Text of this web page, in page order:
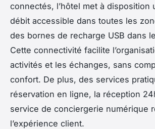
connectés, l’hôtel met à disposition
débit accessible dans toutes les
des bornes de recharge USB dans
Cette connectivité facilite
activités et les échanges, sans
confort. De plus, des services
réservation en ligne, la réception
service de conciergerie numérique
l’expérience client.